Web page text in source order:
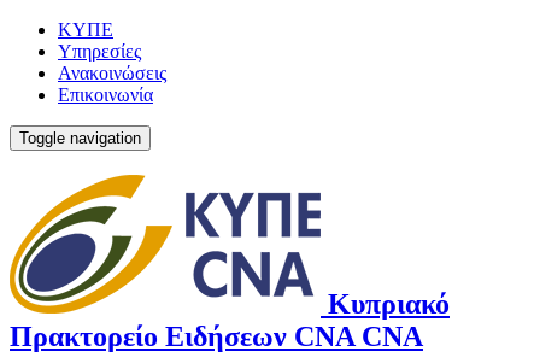
ΚΥΠΕ
Υπηρεσίες
Ανακοινώσεις
Επικοινωνία
Toggle navigation
Κυπριακό
Πρακτορείο Ειδήσεων CNA CNA